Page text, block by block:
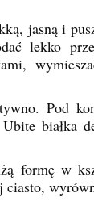
jasną i
lekko
Pod
białka
formę w
ciasto,